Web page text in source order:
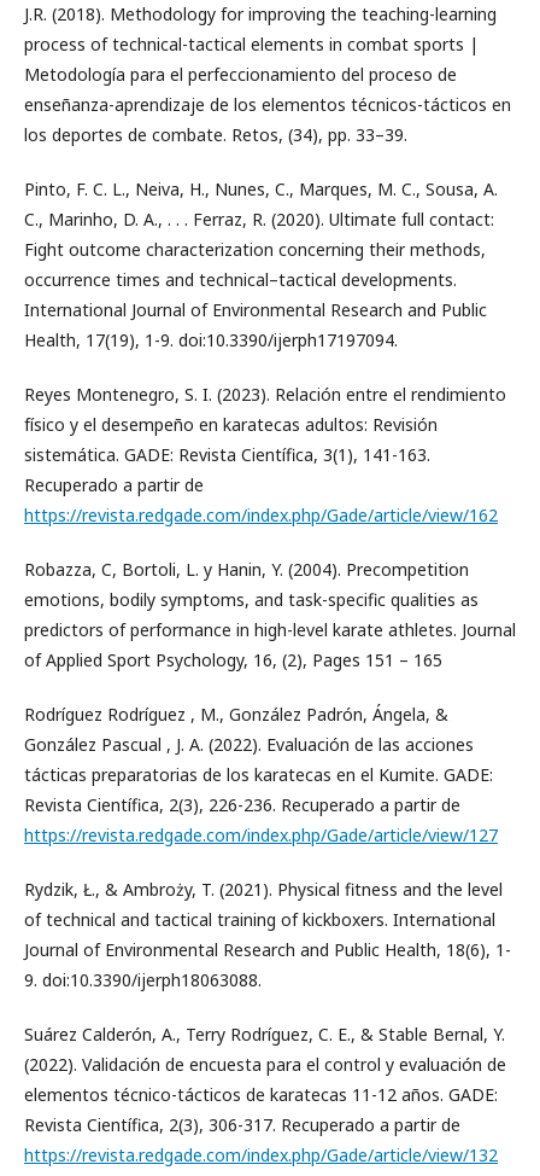
J.R. (2018). Methodology for improving the teaching-learning
process of technical-tactical elements in combat sports |
Metodología para el perfeccionamiento del proceso de
enseñanza-aprendizaje de los elementos técnicos-tácticos en
los deportes de combate. Retos, (34), pp. 33–39.
Pinto, F. C. L., Neiva, H., Nunes, C., Marques, M. C., Sousa, A.
C., Marinho, D. A., . . . Ferraz, R. (2020). Ultimate full contact:
Fight outcome characterization concerning their methods,
occurrence times and technical–tactical developments.
International Journal of Environmental Research and Public
Health, 17(19), 1-9. doi:10.3390/ijerph17197094.
Reyes Montenegro, S. I. (2023). Relación entre el rendimiento
físico y el desempeño en karatecas adultos: Revisión
sistemática. GADE: Revista Científica, 3(1), 141-163.
Recuperado a partir de
https://revista.redgade.com/index.php/Gade/article/view/162
Robazza, C, Bortoli, L. y Hanin, Y. (2004). Precompetition
emotions, bodily symptoms, and task-specific qualities as
predictors of performance in high-level karate athletes. Journal
of Applied Sport Psychology, 16, (2), Pages 151 – 165
Rodríguez Rodríguez , M., González Padrón, Ángela, &
González Pascual , J. A. (2022). Evaluación de las acciones
tácticas preparatorias de los karatecas en el Kumite. GADE:
Revista Científica, 2(3), 226-236. Recuperado a partir de
https://revista.redgade.com/index.php/Gade/article/view/127
Rydzik, Ł., & Ambroży, T. (2021). Physical fitness and the level
of technical and tactical training of kickboxers. International
Journal of Environmental Research and Public Health, 18(6), 1-
9. doi:10.3390/ijerph18063088.
Suárez Calderón, A., Terry Rodríguez, C. E., & Stable Bernal, Y.
(2022). Validación de encuesta para el control y evaluación de
elementos técnico-tácticos de karatecas 11-12 años. GADE:
Revista Científica, 2(3), 306-317. Recuperado a partir de
https://revista.redgade.com/index.php/Gade/article/view/132